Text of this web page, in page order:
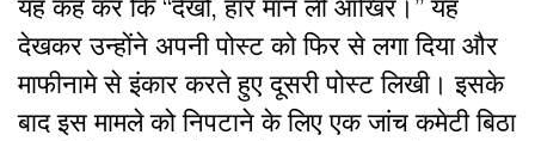
यह कह कर कि “देखो, हार मान ली आखिर।” यह
देखकर उन्होंने अपनी पोस्ट को फिर से लगा दिया और
माफीनामे से इंकार करते हुए दूसरी पोस्ट लिखी। इसके
बाद इस मामले को निपटाने के लिए एक जांच कमेटी बिठा